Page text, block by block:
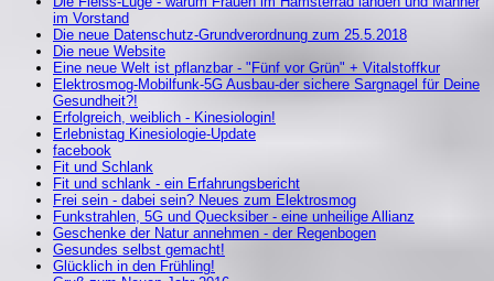
im Vorstand
Die neue Datenschutz-Grundverordnung zum 25.5.2018
Die neue Website
Eine neue Welt ist pflanzbar - "Fünf vor Grün" + Vitalstoffkur
Elektrosmog-Mobilfunk-5G Ausbau-der sichere Sargnagel für Deine
Gesundheit?!
Erfolgreich, weiblich - Kinesiologin!
Erlebnistag Kinesiologie-Update
facebook
Fit und Schlank
Fit und schlank - ein Erfahrungsbericht
Frei sein - dabei sein? Neues zum Elektrosmog
Funkstrahlen, 5G und Quecksiber - eine unheilige Allianz
Geschenke der Natur annehmen - der Regenbogen
Gesundes selbst gemacht!
Glücklich in den Frühling!